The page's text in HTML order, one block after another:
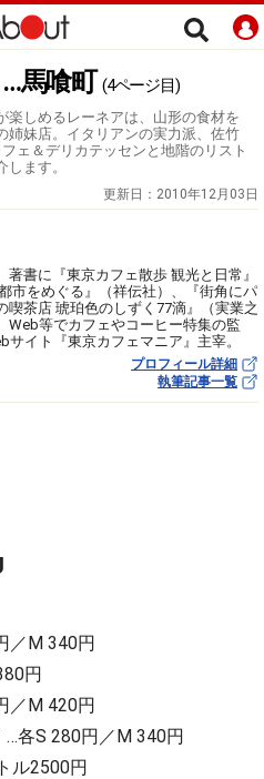
馬喰町 (4ページ目)
楽しめるレーネアは、山形の食材を
姉妹店。イタリアンの実力派、佐竹
ェ＆デリカテッセンと地階のリスト
ます。
更新日： 2010年12月03日
書に『東京カフェ散歩 観光と日常』
市をめぐる』（祥伝社）、『街角にパ
喫茶店 琥珀色のしずく77滴』（実業之
Web等でカフェやコーヒー特集の監
サイト『東京カフェマニア』主宰。
プロフィール詳細
執筆記事一覧
／M 340円
円
／M 420円
各S 280円／M 340円
ル2500円